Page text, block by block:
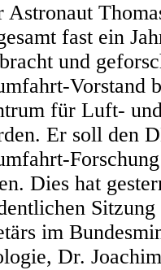
Astronaut
fast ein
und
Vorstand
für Luft-
Er soll den
Dies hat
im
Dr.